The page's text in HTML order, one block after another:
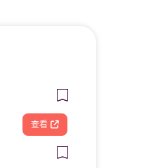
查看